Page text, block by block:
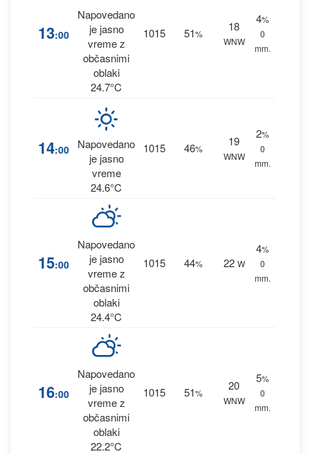
13:00
Napovedano
je jasno
vreme z
občasnimi
oblaki
24.7°C
1015 51%
18
WNW
4%
0
mm.
14:00
Napovedano
je jasno
vreme
24.6°C
1015 46%
19
WNW
2%
0
mm.
15:00
Napovedano
je jasno
vreme z
občasnimi
oblaki
24.4°C
1015 44% 22 W
4%
0
mm.
16:00
Napovedano
je jasno
vreme z
občasnimi
oblaki
22.2°C
1015 51%
20
WNW
5%
0
mm.